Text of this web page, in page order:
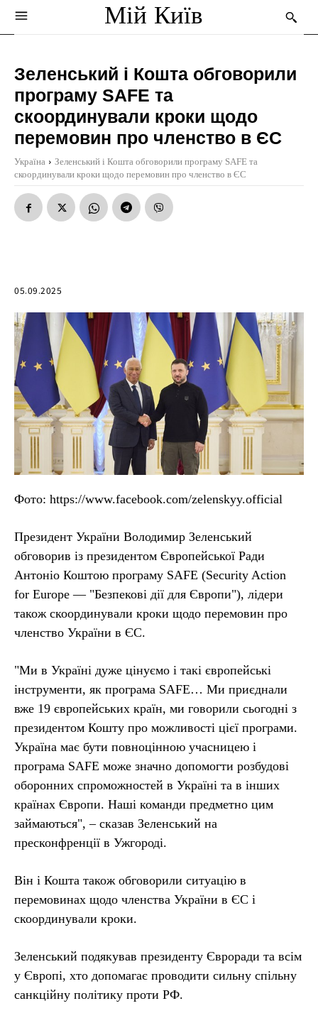
Мій Київ
Зеленський і Кошта обговорили
програму SAFE та
скоординували кроки щодо
перемовин про членство в ЄС
Україна
Зеленський і Кошта обговорили програму SAFE та
скоординували кроки щодо перемовин про членство в ЄС
05.09.2025
Фото: https://www.facebook.com/zelenskyy.official
Президент України Володимир Зеленський
обговорив із президентом Європейської Ради
Антоніо Коштою програму SAFE (Security Action
for Europe — "Безпекові дії для Європи"), лідери
також скоординували кроки щодо перемовин про
членство України в ЄС.
"Ми в Україні дуже цінуємо і такі європейські
інструменти, як програма SAFE… Ми приєднали
вже 19 європейських країн, ми говорили сьогодні з
президентом Кошту про можливості цієї програми.
Україна має бути повноцінною учасницею і
програма SAFE може значно допомогти розбудові
оборонних спроможностей в Україні та в інших
країнах Європи. Наші команди предметно цим
займаються", – сказав Зеленський на
пресконфренції в Ужгороді.
Він і Кошта також обговорили ситуацію в
перемовинах щодо членства України в ЄС і
скоординували кроки.
Зеленський подякував президенту Євроради та всім
у Європі, хто допомагає проводити сильну спільну
санкційну політику проти РФ.